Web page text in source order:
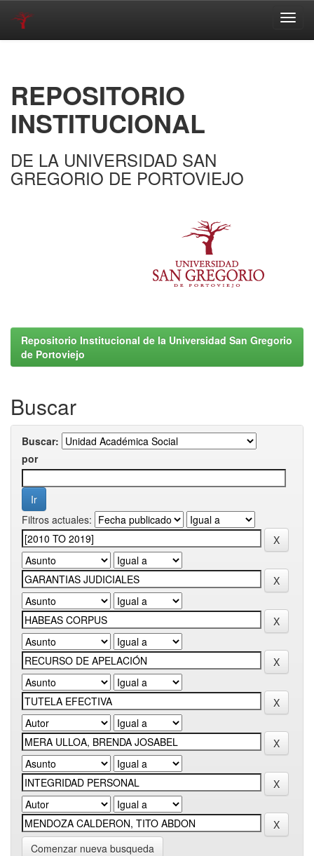
REPOSITORIO
INSTITUCIONAL
DE LA UNIVERSIDAD SAN
GREGORIO DE PORTOVIEJO
Repositorio Institucional de la Universidad San Gregorio
de Portoviejo
Buscar
Buscar:
por
Filtros actuales:
Comenzar nueva busqueda